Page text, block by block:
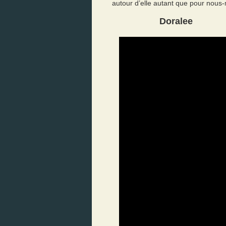
autour d’elle autant que pour nous-
Doralee